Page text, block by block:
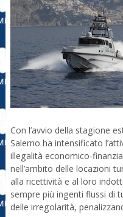
Con l’avvio della stagione
Salerno ha intensificato
illegalità economico-
nell’ambito delle locazioni
alla ricettività e al loro
sempre più ingenti flussi di
delle irregolarità,